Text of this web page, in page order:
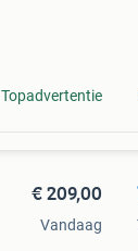
Topadvertentie
€ 209,00
Vandaag